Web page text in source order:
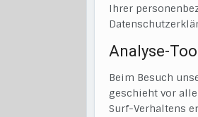
Ihrer
Analyse-
Beim Besuch
geschieht vor
Surf-Verhaltens